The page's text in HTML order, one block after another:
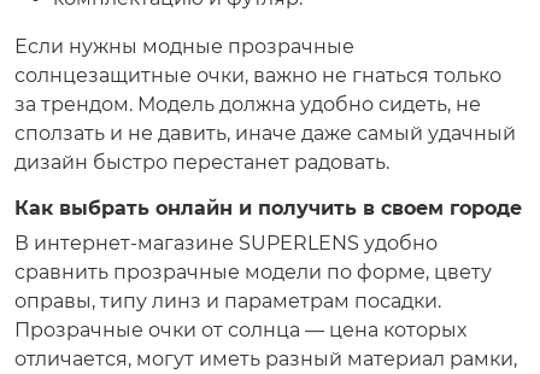
Если нужны модные прозрачные
солнцезащитные очки, важно не гнаться только
за трендом. Модель должна удобно сидеть, не
сползать и не давить, иначе даже самый удачный
дизайн быстро перестанет радовать.
Как выбрать онлайн и получить в своем городе
В интернет-магазине SUPERLENS удобно
сравнить прозрачные модели по форме, цвету
оправы, типу линз и параметрам посадки.
Прозрачные очки от солнца — цена которых
отличается, могут иметь разный материал рамки,